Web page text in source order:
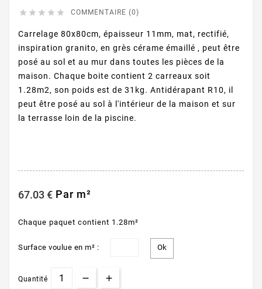
     COMMENTAIRE (0)
Carrelage 80x80cm, épaisseur 11mm, mat, rectifié,
inspiration granito, en grès cérame émaillé , peut être
posé au sol et au mur dans toutes les pièces de la
maison. Chaque boite contient 2 carreaux soit
1.28m2, son poids est de 31kg. Antidérapant R10, il
peut être posé au sol à l'intérieur de la maison et sur
la terrasse loin de la piscine.
67.03 € Par m²
Chaque paquet contient 1.28m²
Surface voulue en m² :
Quantité